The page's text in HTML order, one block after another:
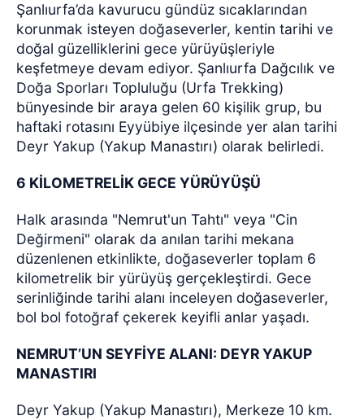
Şanlıurfa’da kavurucu gündüz sıcaklarından
korunmak isteyen doğaseverler, kentin tarihi ve
doğal güzelliklerini gece yürüyüşleriyle
keşfetmeye devam ediyor. Şanlıurfa Dağcılık ve
Doğa Sporları Topluluğu (Urfa Trekking)
bünyesinde bir araya gelen 60 kişilik grup, bu
haftaki rotasını Eyyübiye ilçesinde yer alan tarihi
Deyr Yakup (Yakup Manastırı) olarak belirledi.
6 KİLOMETRELİK GECE YÜRÜYÜŞÜ
Halk arasında "Nemrut'un Tahtı" veya "Cin
Değirmeni" olarak da anılan tarihi mekana
düzenlenen etkinlikte, doğaseverler toplam 6
kilometrelik bir yürüyüş gerçekleştirdi. Gece
serinliğinde tarihi alanı inceleyen doğaseverler,
bol bol fotoğraf çekerek keyifli anlar yaşadı.
NEMRUT’UN SEYFİYE ALANI: DEYR YAKUP
MANASTIRI
Deyr Yakup (Yakup Manastırı), Merkeze 10 km.